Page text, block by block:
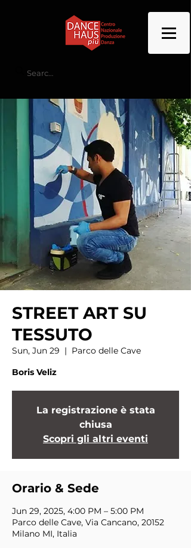
STREET ART SU
TESSUTO
Sun, Jun 29
  |
Parco delle Cave
Boris Veliz
La registrazione è stata
chiusa
Scopri gli altri eventi
Orario & Sede
Jun 29, 2025, 4:00 PM – 5:00 PM
Parco delle Cave, Via Cancano, 20152
Milano MI, Italia